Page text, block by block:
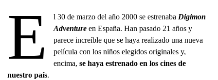
E l 30 de marzo del año 2000 se estrenaba Digimon
Adventure en España. Han pasado 21 años y
parece increíble que se haya realizado una nueva
película con los niños elegidos originales y,
encima,se haya estrenado en los cines de
nuestro país.